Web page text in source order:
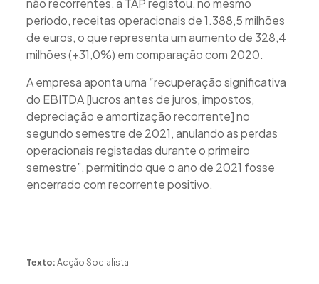
período, receitas operacionais de 1.388,5 milhões
de euros, o que representa um aumento de 328,4
milhões (+31,0%) em comparação com 2020.
A empresa aponta uma “recuperação significativa
do EBITDA [lucros antes de juros, impostos,
depreciação e amortização recorrente] no
segundo semestre de 2021, anulando as perdas
operacionais registadas durante o primeiro
semestre”, permitindo que o ano de 2021 fosse
encerrado com recorrente positivo.
Texto: Acção Socialista